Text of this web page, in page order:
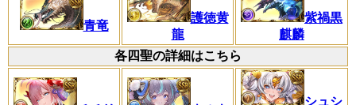
青竜
護徳黄
龍
紫禍黒
麒麟
各四聖の詳細はこちら
シュシ